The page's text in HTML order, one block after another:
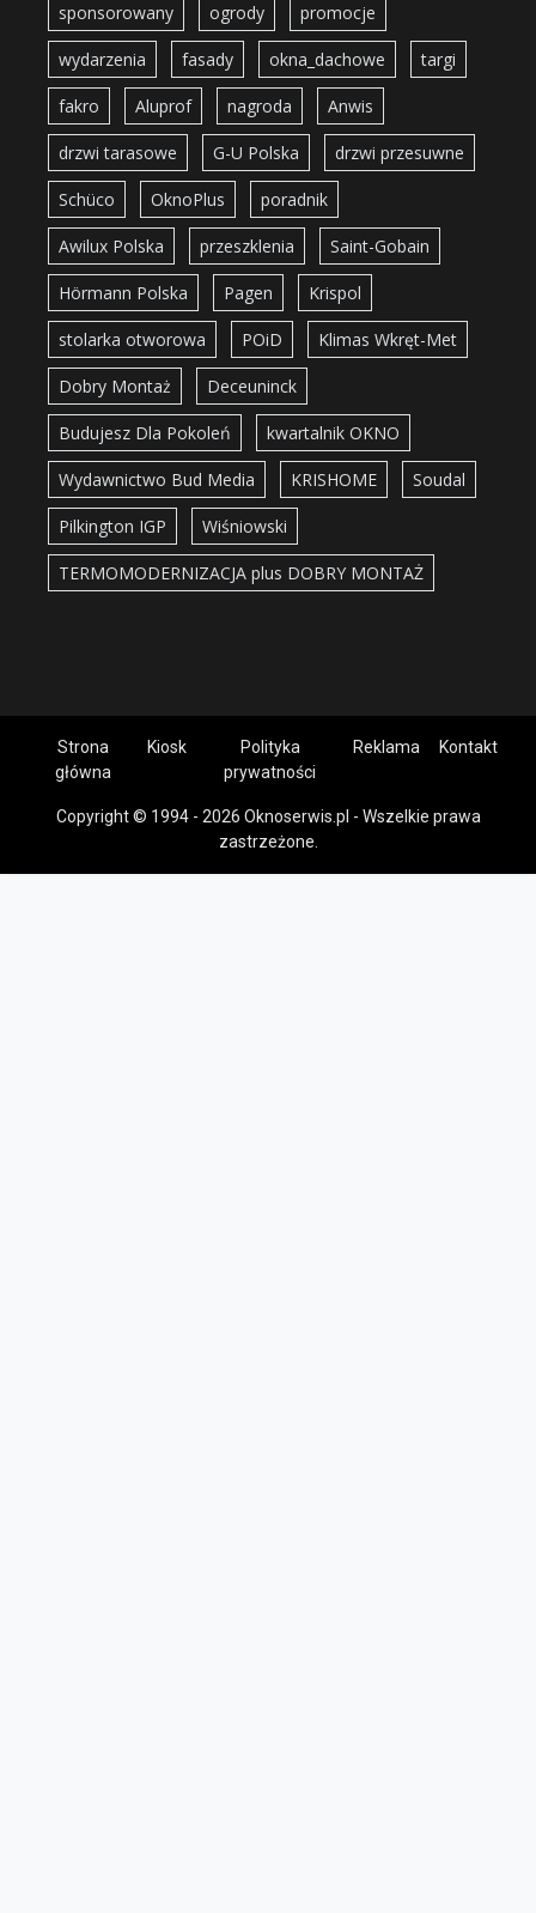
sponsorowany ogrody promocje
wydarzenia fasady okna_dachowe targi
fakro Aluprof nagroda Anwis
drzwi tarasowe G-U Polska drzwi przesuwne
Schüco OknoPlus poradnik
Awilux Polska przeszklenia Saint-Gobain
Hörmann Polska Pagen Krispol
stolarka otworowa POiD Klimas Wkręt-Met
Dobry Montaż Deceuninck
Budujesz Dla Pokoleń kwartalnik OKNO
Wydawnictwo Bud Media KRISHOME Soudal
Pilkington IGP Wiśniowski
TERMOMODERNIZACJA plus DOBRY MONTAŻ
Strona
główna
Kiosk
Polityka
prywatności
Reklama Kontakt
Copyright © 1994 - 2026 Oknoserwis.pl - Wszelkie prawa
zastrzeżone.